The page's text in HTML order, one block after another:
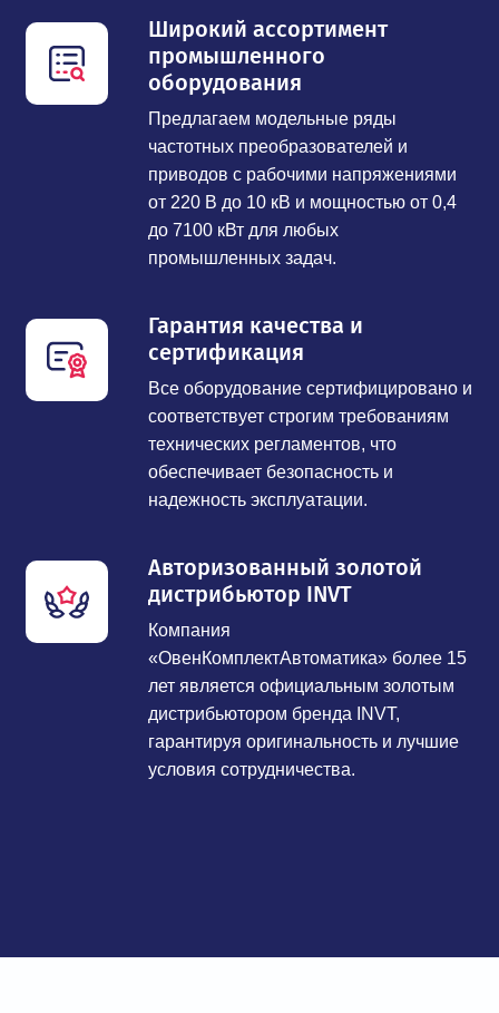
Широкий ассортимент
промышленного
оборудования
Предлагаем модельные ряды
частотных преобразователей и
приводов с рабочими напряжениями
от 220 В до 10 кВ и мощностью от 0,4
до 7100 кВт для любых
промышленных задач.
Гарантия качества и
сертификация
Все оборудование сертифицировано и
соответствует строгим требованиям
технических регламентов, что
обеспечивает безопасность и
надежность эксплуатации.
Авторизованный золотой
дистрибьютор INVT
Компания
«ОвенКомплектАвтоматика» более 15
лет является официальным золотым
дистрибьютором бренда INVT,
гарантируя оригинальность и лучшие
условия сотрудничества.